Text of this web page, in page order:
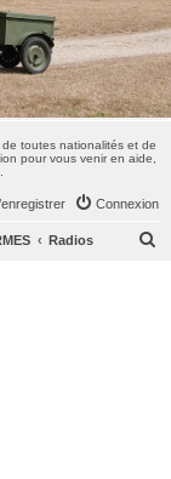
toutes nationalités et de
pour vous venir en aide,
Connexion
Radios